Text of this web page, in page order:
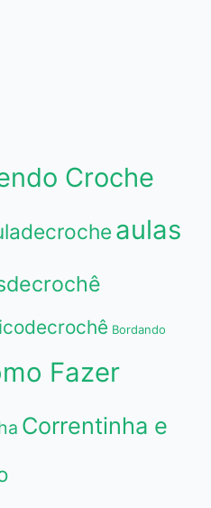
Croche
aulas
Bordando
Fazer
Correntinha e